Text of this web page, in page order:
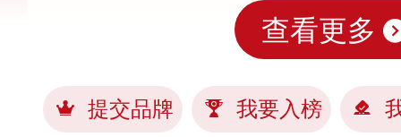
查看更多
提交品牌 我要入榜